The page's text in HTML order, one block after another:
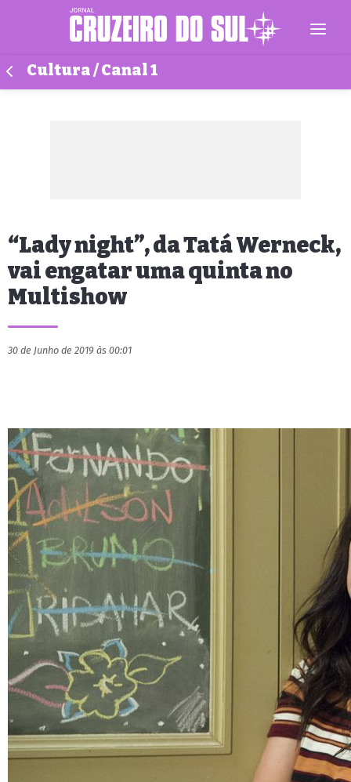
Cultura / Canal 1
“Lady night”, da Tatá Werneck,
vai engatar uma quinta no
Multishow
30 de Junho de 2019 às 00:01